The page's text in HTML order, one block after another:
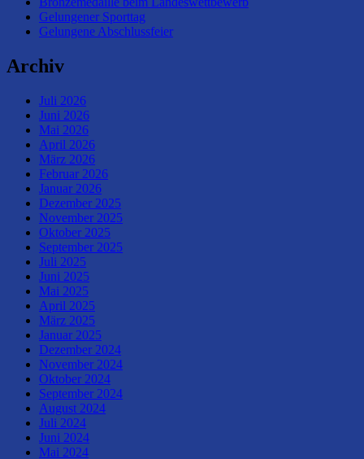
Gelungener Sporttag
Gelungene Abschlussfeier
Archiv
Juli 2026
Juni 2026
Mai 2026
April 2026
März 2026
Februar 2026
Januar 2026
Dezember 2025
November 2025
Oktober 2025
September 2025
Juli 2025
Juni 2025
Mai 2025
April 2025
März 2025
Januar 2025
Dezember 2024
November 2024
Oktober 2024
September 2024
August 2024
Juli 2024
Juni 2024
Mai 2024